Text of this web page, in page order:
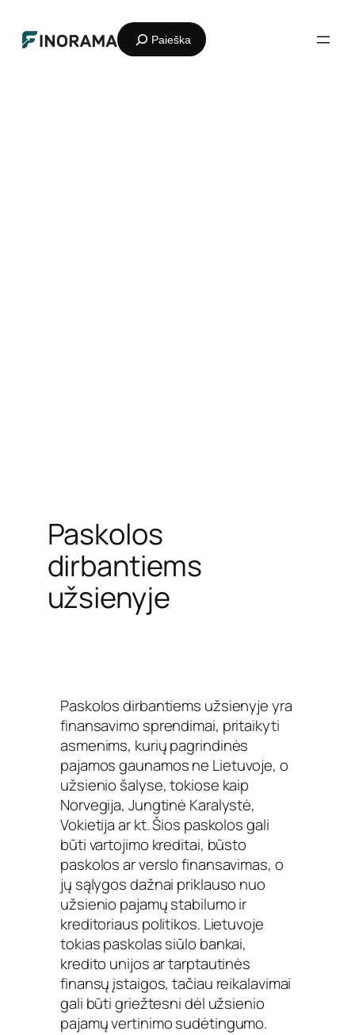
prie
turinio
Paieška
Paskolos
dirbantiems
užsienyje
Paskolos dirbantiems užsienyje yra
finansavimo sprendimai, pritaikyti
asmenims, kurių pagrindinės
pajamos gaunamos ne Lietuvoje, o
užsienio šalyse, tokiose kaip
Norvegija, Jungtinė Karalystė,
Vokietija ar kt. Šios paskolos gali
būti vartojimo kreditai, būsto
paskolos ar verslo finansavimas, o
jų sąlygos dažnai priklauso nuo
užsienio pajamų stabilumo ir
kreditoriaus politikos. Lietuvoje
tokias paskolas siūlo bankai,
kredito unijos ar tarptautinės
finansų įstaigos, tačiau reikalavimai
gali būti griežtesni dėl užsienio
pajamų vertinimo sudėtingumo.